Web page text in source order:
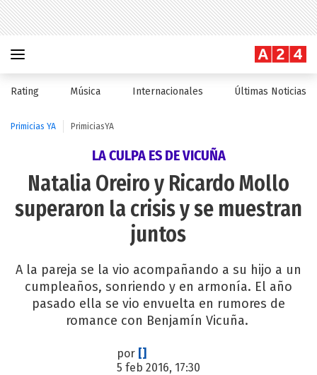
Rating Música Internacionales Últimas Noticias
Primicias YA PrimiciasYA
LA CULPA ES DE VICUÑA
Natalia Oreiro y Ricardo Mollo
superaron la crisis y se muestran
juntos
A la pareja se la vio acompañando a su hijo a un
cumpleaños, sonriendo y en armonía. El año
pasado ella se vio envuelta en rumores de
romance con Benjamín Vicuña.
por []
5 feb 2016, 17:30